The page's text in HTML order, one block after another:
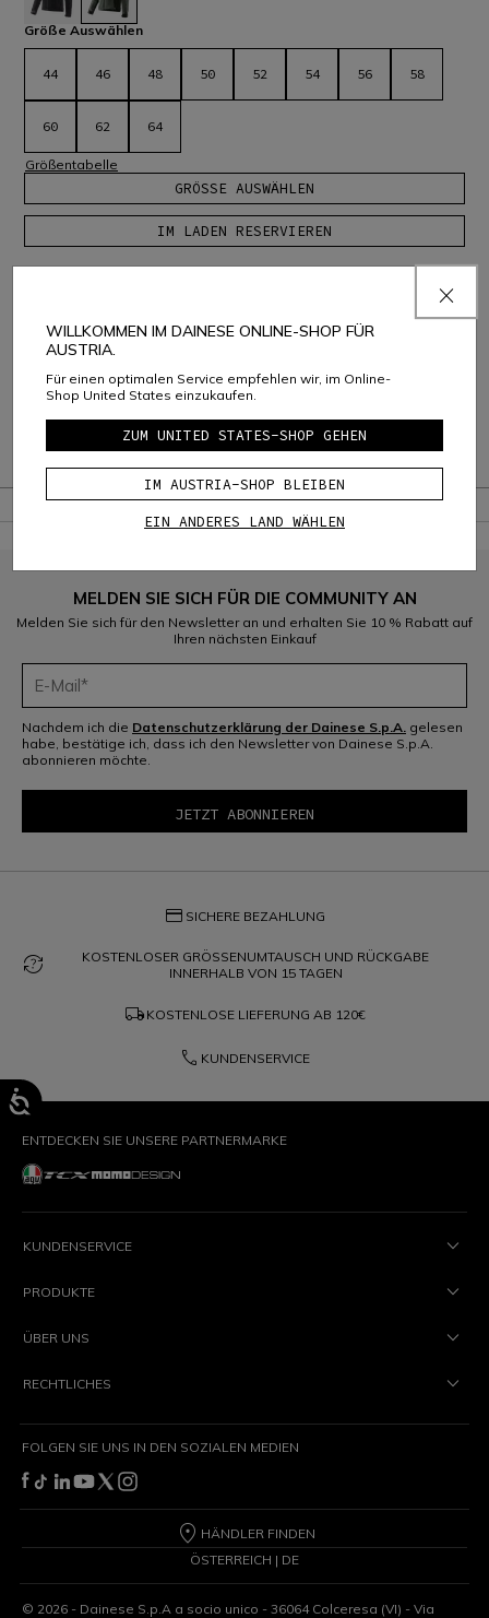
ausgewählt
Größe Auswählen
44 46 48 50 52 54 56 58
60 62 64
Größentabelle
GRÖSSE AUSWÄHLEN
IM LADEN RESERVIEREN
Zusammensetzung und Pflege
Garantie
MELDEN SIE SICH FÜR DIE COMMUNITY AN
Melden Sie sich für den Newsletter an und erhalten Sie 10 % Rabatt auf
Ihren nächsten Einkauf
Nachdem ich die Datenschutzerklärung der Dainese S.p.A. gelesen
habe, bestätige ich, dass ich den Newsletter von Dainese S.p.A.
abonnieren möchte.
credit_card SICHERE BEZAHLUNG
question_exchange
KOSTENLOSER GRÖSSENUMTAUSCH UND RÜCKGABE
INNERHALB VON 15 TAGEN
local_shipping KOSTENLOSE LIEFERUNG AB 120€
phone KUNDENSERVICE
ENTDECKEN SIE UNSERE PARTNERMARKE
KUNDENSERVICE
PRODUKTE
ÜBER UNS
RECHTLICHES
FOLGEN SIE UNS IN DEN SOZIALEN MEDIEN
HÄNDLER FINDEN
ÖSTERREICH | DE
© 2026 - Dainese S.p.A a socio unico - 36064 Colceresa (VI) - Via
WILLKOMMEN IM DAINESE ONLINE-SHOP FÜR
AUSTRIA.
Für einen optimalen Service empfehlen wir, im Online-
Shop United States einzukaufen.
ZUM UNITED STATES-SHOP GEHEN
IM AUSTRIA-SHOP BLEIBEN
EIN ANDERES LAND WÄHLEN